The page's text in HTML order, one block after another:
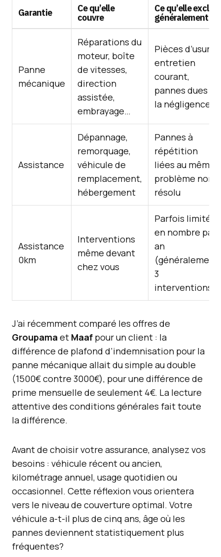
Garantie
Ce qu’elle
couvre
Ce qu’elle exclut
généralement
Panne
mécanique
Réparations du
moteur, boîte
de vitesses,
direction
assistée,
embrayage…
Pièces d’usure,
entretien
courant,
pannes dues à
la négligence
Assistance
Dépannage,
remorquage,
véhicule de
remplacement,
hébergement
Pannes à
répétition
liées au même
problème non
résolu
Assistance
0km
Interventions
même devant
chez vous
Parfois limitée
en nombre par
an
(généralement
3
interventions)
J’ai récemment comparé les offres de
Groupama et Maaf pour un client : la
différence de plafond d’indemnisation pour la
panne mécanique allait du simple au double
(1500€ contre 3000€), pour une différence de
prime mensuelle de seulement 4€. La lecture
attentive des conditions générales fait toute
la différence.
Avant de choisir votre assurance, analysez vos
besoins : véhicule récent ou ancien,
kilométrage annuel, usage quotidien ou
occasionnel. Cette réflexion vous orientera
vers le niveau de couverture optimal. Votre
véhicule a-t-il plus de cinq ans, âge où les
pannes deviennent statistiquement plus
fréquentes?